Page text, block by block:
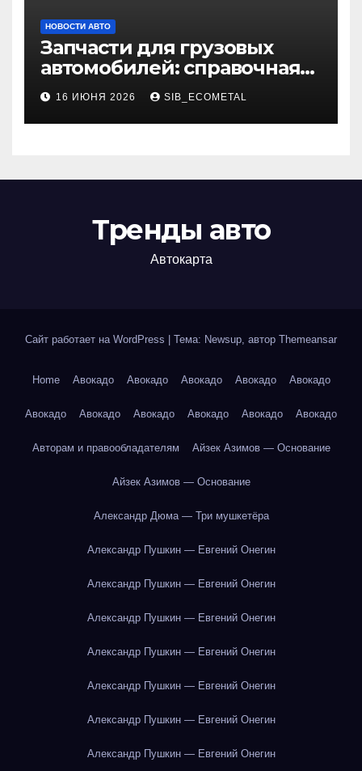
НОВОСТИ АВТО
Запчасти для грузовых
автомобилей: справочная
база по корейским и
японским моделям
16 ИЮНЯ 2026 SIB_ECOMETAL
Тренды авто
Автокарта
Сайт работает на WordPress Тема: Newsup, автор Themeansar
Home Авокадо Авокадо Авокадо Авокадо Авокадо
Авокадо Авокадо Авокадо Авокадо Авокадо Авокадо
Авторам и правообладателям Айзек Азимов — Основание
Айзек Азимов — Основание
Александр Дюма — Три мушкетёра
Александр Пушкин — Евгений Онегин
Александр Пушкин — Евгений Онегин
Александр Пушкин — Евгений Онегин
Александр Пушкин — Евгений Онегин
Александр Пушкин — Евгений Онегин
Александр Пушкин — Евгений Онегин
Александр Пушкин — Евгений Онегин